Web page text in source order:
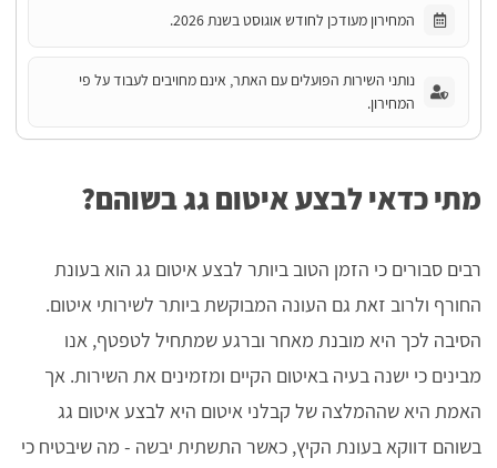
המחירון מעודכן לחודש אוגוסט בשנת 2026.
נותני השירות הפועלים עם האתר, אינם מחויבים לעבוד על פי
המחירון.
מתי כדאי לבצע איטום גג בשוהם?
רבים סבורים כי הזמן הטוב ביותר לבצע איטום גג הוא בעונת
החורף ולרוב זאת גם העונה המבוקשת ביותר לשירותי איטום.
הסיבה לכך היא מובנת מאחר וברגע שמתחיל לטפטף, אנו
מבינים כי ישנה בעיה באיטום הקיים ומזמינים את השירות. אך
האמת היא שההמלצה של קבלני איטום היא לבצע איטום גג
בשוהם דווקא בעונת הקיץ, כאשר התשתית יבשה - מה שיבטיח כי